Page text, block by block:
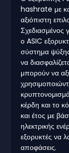
hashrate με
αξιόπιστη
Σχεδιασμένος
ο ASIC
σύστημα
να
μπορούν να
κέρδη και το
και έτος με
ηλεκτρικής
εξορυκτές να
αποφάσεις.